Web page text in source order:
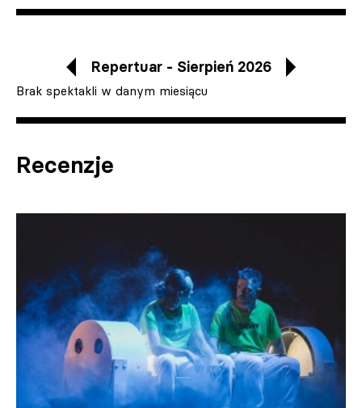
Repertuar - Sierpień 2026
Brak spektakli w danym miesiącu
Recenzje